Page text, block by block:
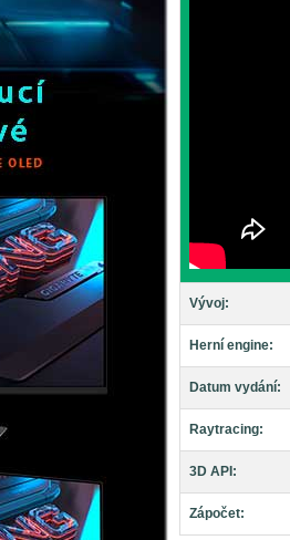
Vývoj:
Herní engine:
Datum vydání:
Raytracing:
3D API:
Zápočet: